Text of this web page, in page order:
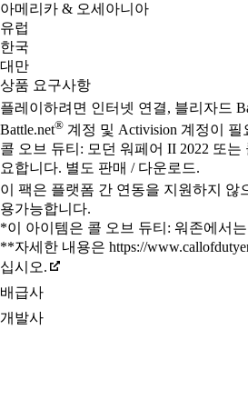
아메리카 & 오세아니아
유럽
한국
대만
상품 요구사항
플레이하려면 인터넷 연결, 블리자드
Battle.net® 계정 및 Activision 계정이 필
콜 오브 듀티: 모던 워페어 II 2022 또는
요합니다. 별도 판매 / 다운로드.
이 팩은 플랫폼 간 연동을 지원하지 않
용가능합니다.
*이 아이템은 콜 오브 듀티: 워존에서
**자세한 내용은 https://
십시오.
배급사
개발사